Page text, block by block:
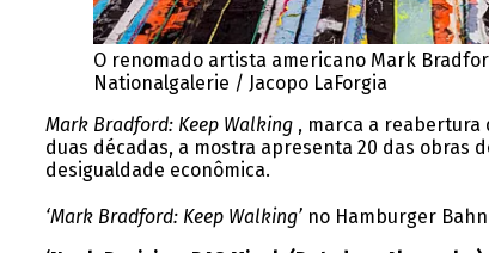
O renomado artista americano Mark
Nationalgalerie / Jacopo LaForgia
Mark Bradford: Keep Walking, marca a reabertura
duas décadas, a mostra apresenta 20 das obras
desigualdade econômica.
‘Mark Bradford: Keep Walking’no Hamburger